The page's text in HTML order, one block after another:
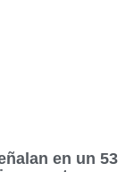
en un 53